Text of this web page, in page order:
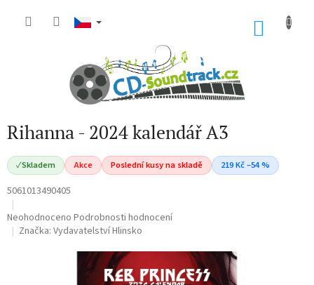
Rihanna - 2024 kalendář A3
✓Skladem Akce Poslední kusy na skladě 219 Kč –54 %
5061013490405
Průměrné
hodnocení
Neohodnoceno Podrobnosti hodnocení
Značka: Vydavatelství Hlinsko